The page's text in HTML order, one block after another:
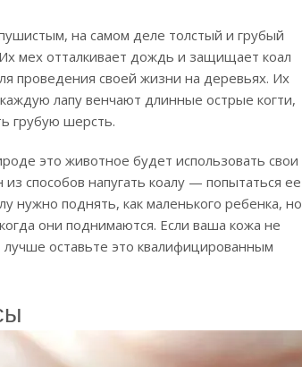
на самом деле толстый и грубый
мех отталкивает дождь и защищает коал
проведения своей жизни на деревьях. Их
лапу венчают длинные острые когти,
грубую шерсть.
это животное будет использовать свои
способов напугать коалу — попытаться ее
нужно поднять, как маленького ребенка, но
они поднимаются. Если ваша кожа не
оставьте это квалифицированным